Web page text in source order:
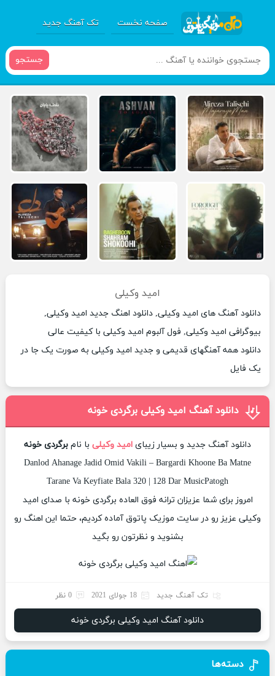
صفحه نخست تک آهنگ جدید
جستجو
امید وکیلی
دانلود آهنگ های امید وکیلی, دانلود اهنگ جدید امید وکیلی,
بیوگرافی امید وکیلی, فول آلبوم امید وکیلی با کیفیت عالی
دانلود همه آهنگهای قدیمی و جدید امید وکیلی به صورت یک جا در
یک فایل
دانلود آهنگ امید وکیلی برگردی خونه
دانلود آهنگ جدید و بسیار زیبای امید وکیلی با نام برگردی خونه
Danlod Ahanage Jadid Omid Vakili – Bargardi Khoone Ba Matne
Tarane Va Keyfiate Bala 320 | 128 Dar MusicPatogh
امروز برای شما عزیزان ترانه فوق العاده برگردی خونه با صدای امید
وکیلی عزیز رو در سایت موزیک پاتوق آماده کردیم، حتما این اهنگ رو
بشنوید و نظرتون رو بگید
تک آهنگ جدید 18 جولای 2021 0 نظر
دانلود آهنگ امید وکیلی برگردی خونه
دسته‌ها